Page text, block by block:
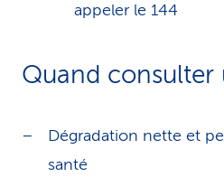
appeler le 144
Quand consulter
Dégradation nette et
santé